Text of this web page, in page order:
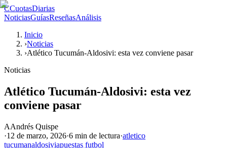
CCuotasDiarias
NoticiasGuíasReseñasAnálisis
Inicio
›Noticias
›Atlético Tucumán-Aldosivi: esta vez conviene pasar
Noticias
Atlético Tucumán-Aldosivi: esta vez
conviene pasar
AAndrés Quispe
·12 de marzo, 2026·6 min de lectura·atletico
tucumanaldosiviapuestas futbol